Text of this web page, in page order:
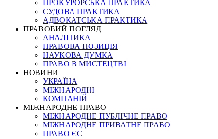
ПРОКУРОРСЬКА ПРАКТИКА
СУДОВА ПРАКТИКА
АДВОКАТСЬКА ПРАКТИКА
ПРАВОВИЙ ПОГЛЯД
АНАЛІТИКА
ПРАВОВА ПОЗИЦІЯ
НАУКОВА ДУМКА
ПРАВО В МИСТЕЦТВІ
НОВИНИ
УКРАЇНА
МІЖНАРОДНІ
КОМПАНІЙ
МІЖНАРОДНЕ ПРАВО
МІЖНАРОДНЕ ПУБЛІЧНЕ ПРАВО
МІЖНАРОДНЕ ПРИВАТНЕ ПРАВО
ПРАВО ЄС